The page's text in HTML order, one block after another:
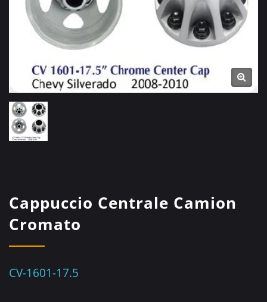
Cappuccio Centrale Camion
Cromato
CV-1601-17.5